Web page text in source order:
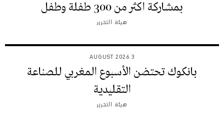
بمشاركة اكثر من 300 طفلة وطفل
هيئة التحرير
3 AUGUST 2026
بانكوك تحتضن الأسبوع المغربي للصناعة
التقليدية
هيئة التحرير